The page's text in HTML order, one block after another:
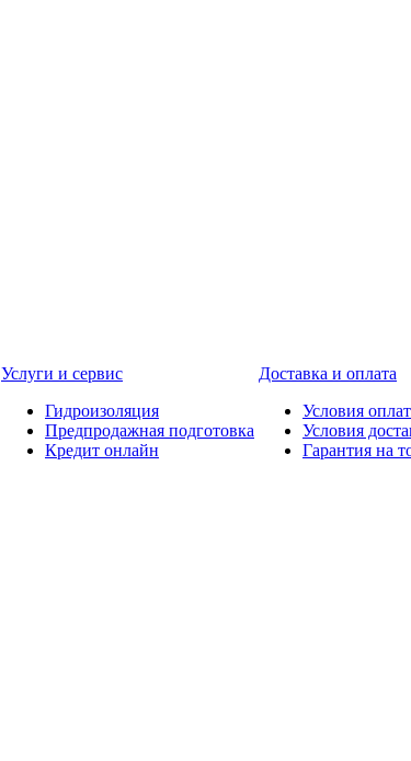
Услуги и сервис
Гидроизоляция
Предпродажная подготовка
Кредит онлайн
Доставка и оплата
Условия
Условия
Гарантия на